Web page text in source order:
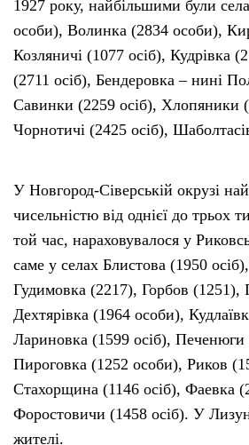
1927 року, найбільшими були
особи), Волинка (2834 особи),
Козляничі (1077 осіб), Кудрівка
(2711 осіб), Бендеровка – нині
Савинки (2259 осіб), Хлопяники
Чорнотичі (2425 осіб),
У Новгород-Сіверській окрузі
чисельністю від однієї до трьох
той час, нараховувалося у
саме у селах Блистова (1950
Гудимовка (2217), Горбов (1251),
Дехтярівка (1964 особи),
Лариновка (1599 осіб), Печенюги
Пироговка (1252 особи), Риков
Стахорщина (1146 осіб), Фаевка
Форостовичи (1458 осіб). У
жителі.